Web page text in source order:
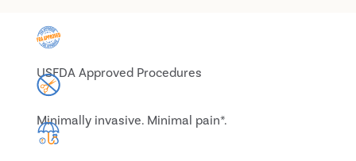
USFDA Approved Procedures
Minimally invasive. Minimal pain*.